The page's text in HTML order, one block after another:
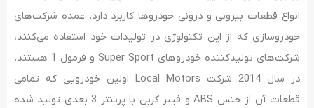
انواع قطعات بیرونی و درونی خودروها کاربرد دارد. عمده شرکت‌های
خودروسازی که از این تکنولوژی در تولیدات خود استفاده می‌کنند،
شرکت‌های تولیدکننده خودروهای Super Sport و فرمول 1 هستند.
در سال 2014 شرکت Local Motors اولین خودرویی که تمامی
قطعات آن از جنس ABS و فیبر کربن با پرینتر 3 بعدی تولید شده